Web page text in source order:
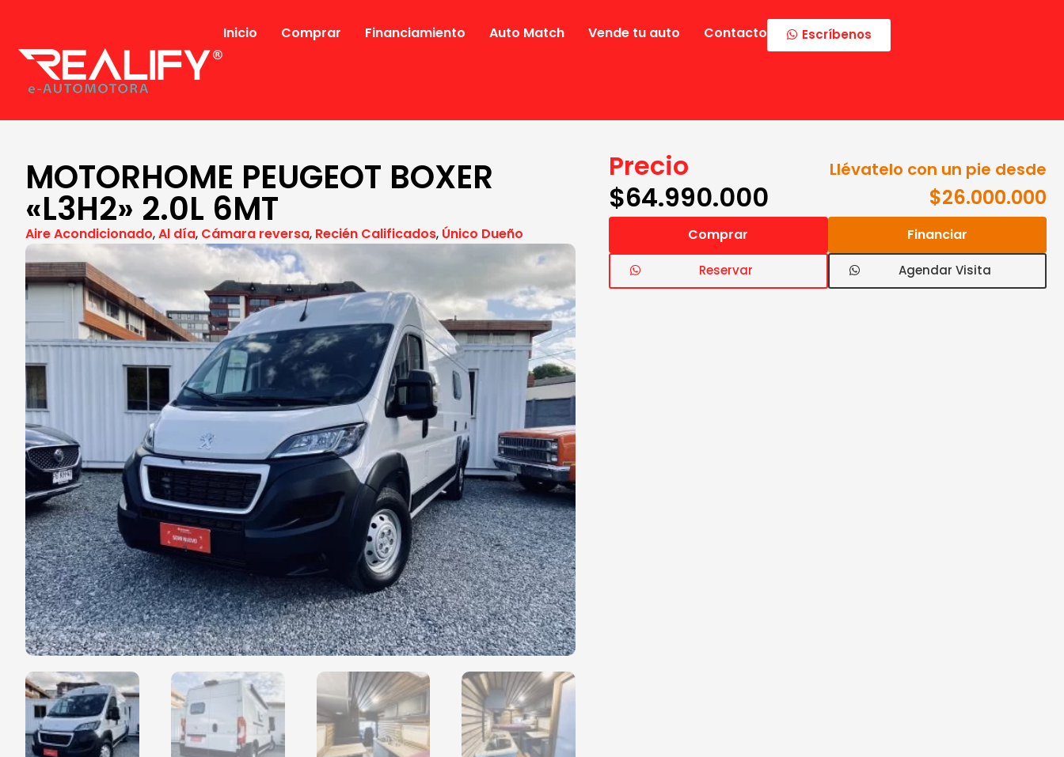
Inicio Comprar Financiamiento Auto Match Vende tu auto Contacto Escríbenos
MOTORHOME PEUGEOT BOXER
«L3H2» 2.0L 6MT
Aire Acondicionado,Al día, Cámara reversa, Recién Calificados, Único Dueño
Precio
$64.990.000
Llévatelo con un pie desde
$26.000.000
Comprar Financiar
Reservar Agendar Visita